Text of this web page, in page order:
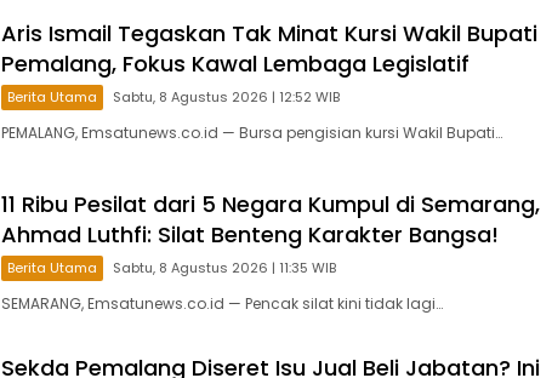
Aris Ismail Tegaskan Tak Minat Kursi Wakil Bupati
Pemalang, Fokus Kawal Lembaga Legislatif
Berita Utama Sabtu, 8 Agustus 2026 | 12:52 WIB
PEMALANG, Emsatunews.co.id — Bursa pengisian kursi Wakil Bupati…
11 Ribu Pesilat dari 5 Negara Kumpul di Semarang,
Ahmad Luthfi: Silat Benteng Karakter Bangsa!
Berita Utama Sabtu, 8 Agustus 2026 | 11:35 WIB
SEMARANG, Emsatunews.co.id — Pencak silat kini tidak lagi…
Sekda Pemalang Diseret Isu Jual Beli Jabatan? Ini